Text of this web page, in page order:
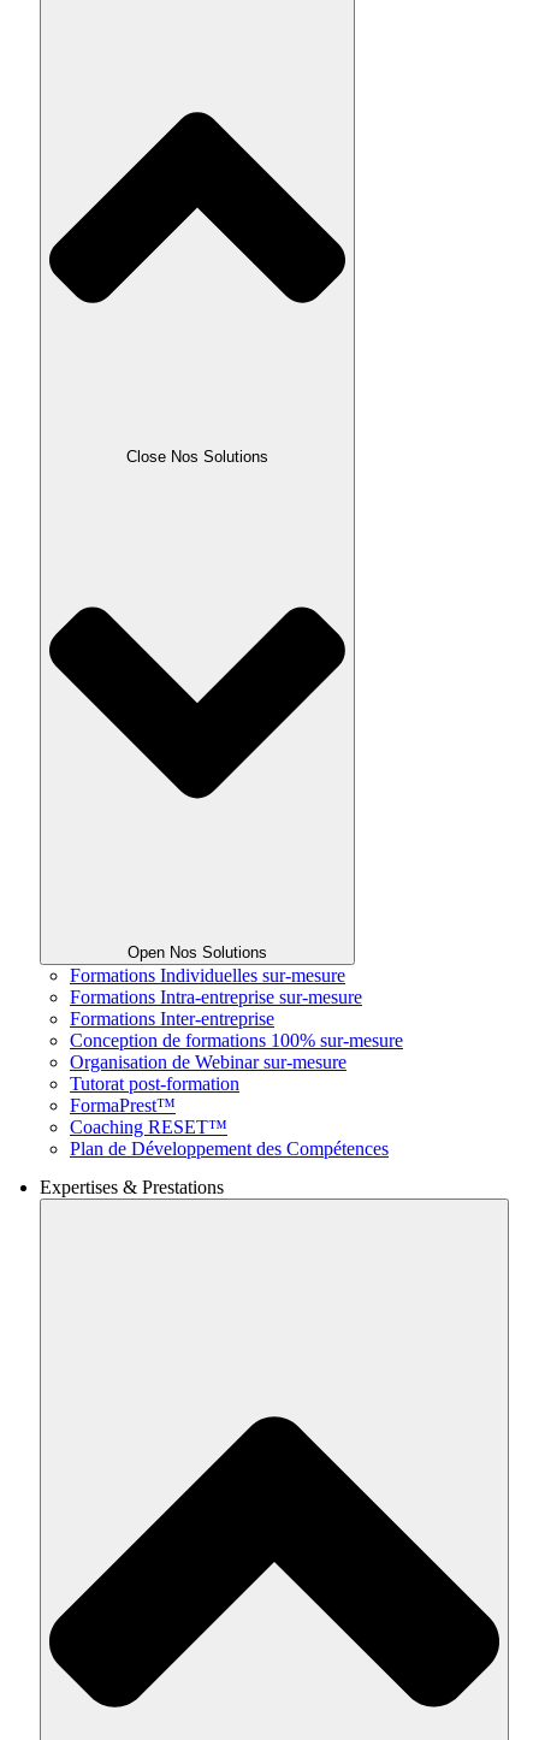
Close Nos Solutions
Open Nos Solutions
Formations Individuelles sur-mesure
Formations Intra-entreprise sur-mesure
Formations Inter-entreprise
Conception de formations 100% sur-mesure
Organisation de Webinar sur-mesure
Tutorat post-formation
FormaPrest™
Coaching RESET™
Plan de Développement des Compétences
Expertises & Prestations